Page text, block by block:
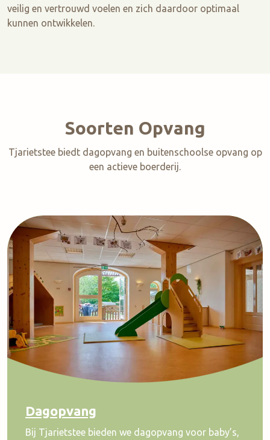
veilig en vertrouwd voelen en zich daardoor optimaal
kunnen ontwikkelen.
Soorten Opvang
Tjarietstee biedt dagopvang en buitenschoolse opvang op
een actieve boerderij.
Dagopvang
Bij Tjarietstee bieden we dagopvang voor baby’s,